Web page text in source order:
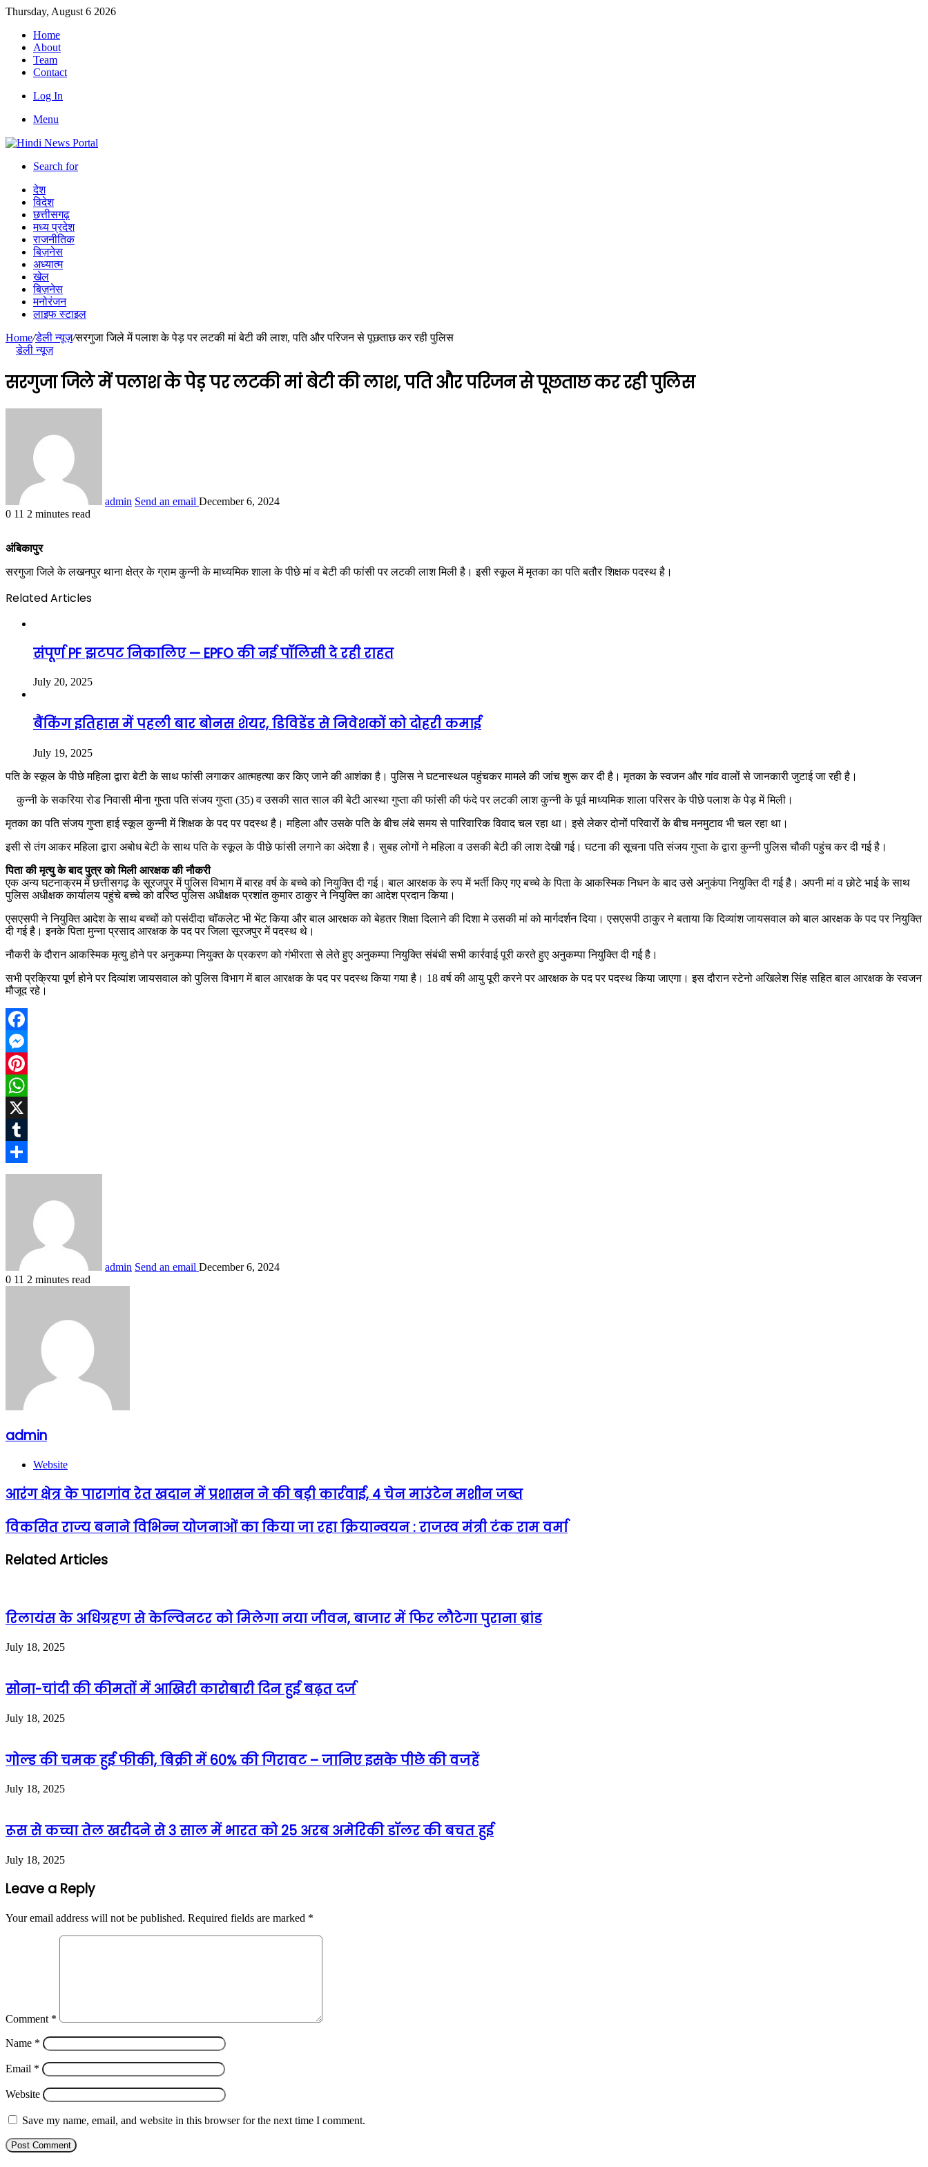
Thursday, August 6 2026
Home
About
Team
Contact
Log In
Menu
Search for
देश
विदेश
छत्तीसगढ़
मध्य प्रदेश
राजनीतिक
बिज़नेस
अध्यात्म
खेल
बिज़नेस
मनोरंजन
लाइफ स्टाइल
Home/डेली न्यूज़/सरगुजा जिले में पलाश के पेड़ पर लटकी मां बेटी की लाश, पति और परिजन से पूछताछ कर रही पुलिस
डेली न्यूज़
सरगुजा जिले में पलाश के पेड़ पर लटकी मां बेटी की लाश, पति और परिजन से पूछताछ कर रही पुलिस
admin Send an email December 6, 2024
0 11 2 minutes read
अंबिकापुर
सरगुजा जिले के लखनपुर थाना क्षेत्र के ग्राम कुन्नी के माध्यमिक शाला के पीछे मां व बेटी की फांसी पर लटकी लाश मिली है। इसी स्कूल में मृतका का पति बतौर शिक्षक पदस्थ है।
Related Articles
संपूर्ण PF झटपट निकालिए — EPFO की नई पॉलिसी दे रही राहत
July 20, 2025
बैंकिंग इतिहास में पहली बार बोनस शेयर, डिविडेंड से निवेशकों को दोहरी कमाई
July 19, 2025
पति के स्कूल के पीछे महिला द्वारा बेटी के साथ फांसी लगाकर आत्महत्या कर किए जाने की आशंका है। पुलिस ने घटनास्थल पहुंचकर मामले की जांच शुरू कर दी है। मृतका के स्वजन और गांव वालों से जानकारी जुटाई जा रही है।
कुन्नी के सकरिया रोड निवासी मीना गुप्ता पति संजय गुप्ता (35) व उसकी सात साल की बेटी आस्था गुप्ता की फांसी की फंदे पर लटकी लाश कुन्नी के पूर्व माध्यमिक शाला परिसर के पीछे पलाश के पेड़ में मिली।
मृतका का पति संजय गुप्ता हाई स्कूल कुन्नी में शिक्षक के पद पर पदस्थ है। महिला और उसके पति के बीच लंबे समय से पारिवारिक विवाद चल रहा था। इसे लेकर दोनों परिवारों के बीच मनमुटाव भी चल रहा था।
इसी से तंग आकर महिला द्वारा अबोध बेटी के साथ पति के स्कूल के पीछे फांसी लगाने का अंदेशा है। सुबह लोगों ने महिला व उसकी बेटी की लाश देखी गई। घटना की सूचना पति संजय गुप्ता के द्वारा कुन्नी पुलिस चौकी पहुंच कर दी गई है।
पिता की मृत्यु के बाद पुत्र को मिली आरक्षक की नौकरी
एक अन्य घटनाक्रम में छत्तीसगढ़ के सूरजपुर में पुलिस विभाग में बारह वर्ष के बच्चे को नियुक्ति दी गई। बाल आरक्षक के रुप में भर्ती किए गए बच्चे के पिता के आकस्मिक निधन के बाद उसे अनुकंपा नियुक्ति दी गई है। अपनी मां व छोटे भाई के साथ
पुलिस अधीक्षक कार्यालय पहुंचे बच्चे को वरिष्ठ पुलिस अधीक्षक प्रशांत कुमार ठाकुर ने नियुक्ति का आदेश प्रदान किया।
एसएसपी ने नियुक्ति आदेश के साथ बच्चों को पसंदीदा चॉकलेट भी भेंट किया और बाल आरक्षक को बेहतर शिक्षा दिलाने की दिशा मे उसकी मां को मार्गदर्शन दिया। एसएसपी ठाकुर ने बताया कि दिव्यांश जायसवाल को बाल आरक्षक के पद पर नियुक्ति
दी गई है। इनके पिता मुन्ना प्रसाद आरक्षक के पद पर जिला सूरजपुर में पदस्थ थे।
नौकरी के दौरान आकस्मिक मृत्यु होने पर अनुकम्पा नियुक्त के प्रकरण को गंभीरता से लेते हुए अनुकम्पा नियुक्ति संबंधी सभी कार्रवाई पूरी करते हुए अनुकम्पा नियुक्ति दी गई है।
सभी प्रक्रिया पूर्ण होने पर दिव्यांश जायसवाल को पुलिस विभाग में बाल आरक्षक के पद पर पदस्थ किया गया है। 18 वर्ष की आयु पूरी करने पर आरक्षक के पद पर पदस्थ किया जाएगा। इस दौरान स्टेनो अखिलेश सिंह सहित बाल आरक्षक के स्वजन
मौजूद रहे।
Facebook
Messenger
Pinterest
WhatsApp
X
Tumblr
Share
admin Send an email December 6, 2024
0 11 2 minutes read
admin
Website
आरंग क्षेत्र के पारागांव रेत खदान में प्रशासन ने की बड़ी कार्रवाई, 4 चेन माउंटेन मशीन जब्त
विकसित राज्य बनाने विभिन्न योजनाओं का किया जा रहा क्रियान्वयन : राजस्व मंत्री टंक राम वर्मा
Related Articles
रिलायंस के अधिग्रहण से केल्विनटर को मिलेगा नया जीवन, बाजार में फिर लौटेगा पुराना ब्रांड
July 18, 2025
सोना-चांदी की कीमतों में आखिरी कारोबारी दिन हुई बढ़त दर्ज
July 18, 2025
गोल्ड की चमक हुई फीकी, बिक्री में 60% की गिरावट – जानिए इसके पीछे की वजहें
July 18, 2025
रूस से कच्चा तेल खरीदने से 3 साल में भारत को 25 अरब अमेरिकी डॉलर की बचत हुई
July 18, 2025
Leave a Reply
Your email address will not be published. Required fields are marked *
Comment *
Name *
Email *
Website
Save my name, email, and website in this browser for the next time I comment.